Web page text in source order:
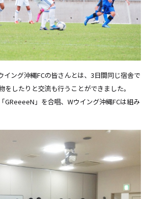
イング沖縄FCの皆さんとは、3日間同じ宿舎で
したりと交流も行うことができました。
GReeeeN」を合唱、Wウイング沖縄FCは組み